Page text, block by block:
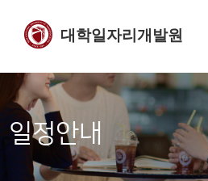
대학일자리개발원
일정안내